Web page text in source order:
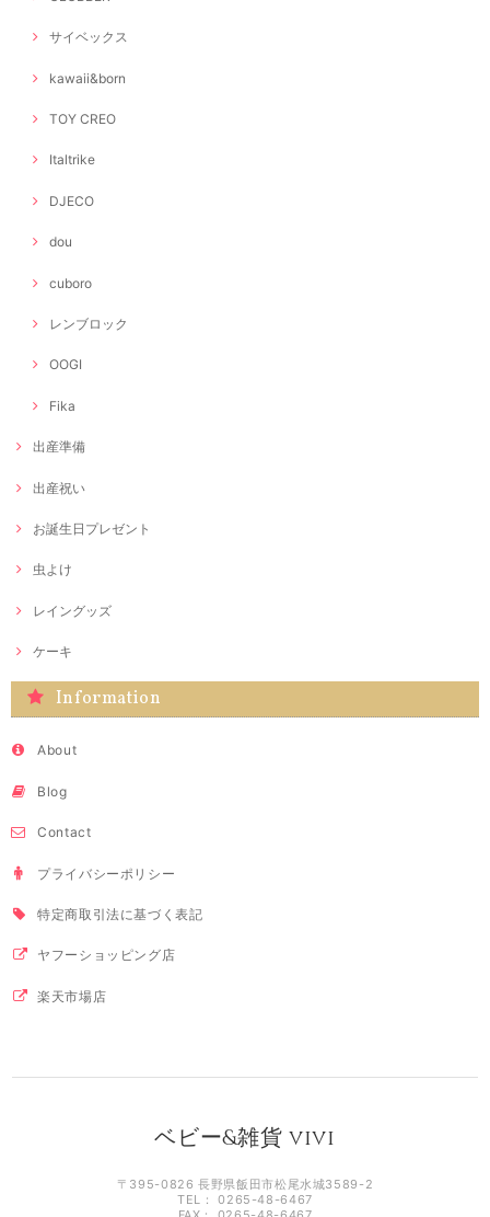
サイベックス
kawaii&born
TOY CREO
Italtrike
DJECO
dou
cuboro
レンブロック
OOGI
Fika
出産準備
出産祝い
お誕生日プレゼント
虫よけ
レイングッズ
ケーキ
Information
About
Blog
Contact
プライバシーポリシー
特定商取引法に基づく表記
ヤフーショッピング店
楽天市場店
ベビー&雑貨 vivi
〒395-0826 長野県飯田市松尾水城3589-2
TEL： 0265-48-6467